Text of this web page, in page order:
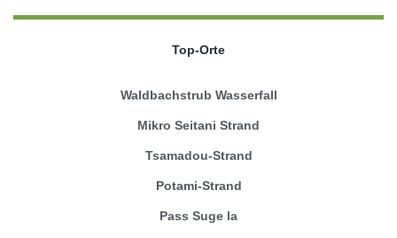
Top-Orte
Waldbachstrub Wasserfall
Mikro Seitani Strand
Tsamadou-Strand
Potami-Strand
Pass Suge la